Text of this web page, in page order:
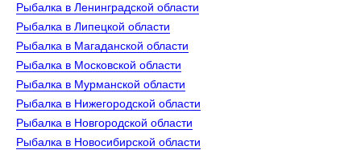
Рыбалка в Ленинградской области
Рыбалка в Липецкой области
Рыбалка в Магаданской области
Рыбалка в Московской области
Рыбалка в Мурманской области
Рыбалка в Нижегородской области
Рыбалка в Новгородской области
Рыбалка в Новосибирской области